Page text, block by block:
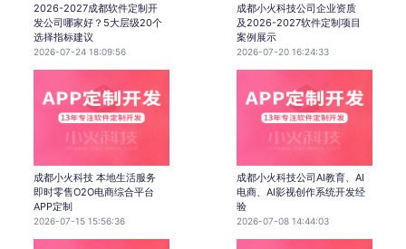
2026-2027成都软件定制开
发公司哪家好？5大层级20个
选择指标建议
2026-07-24 18:09:56
成都小火科技公司企业资质
及2026-2027软件定制项目
案例展示
2026-07-20 16:24:33
成都小火科技 本地生活服务
即时零售O2O电商综合平台
APP定制
2026-07-15 15:56:36
成都小火科技公司AI教育、AI
电商、AI影视创作系统开发经
验
2026-07-08 14:44:03